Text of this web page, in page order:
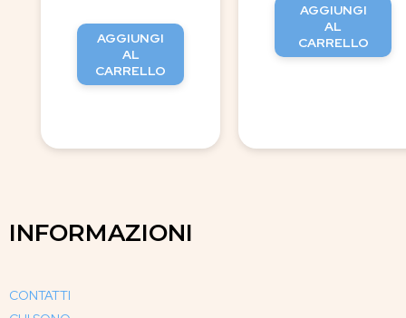
AGGIUNGI
AL
CARRELLO
AGGIUNGI
AL
CARRELLO
INFORMAZIONI
CONTATTI